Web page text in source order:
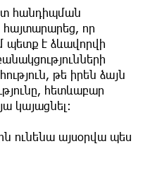
հանդիպման
որ
պետք է ձևավորվի
թե իրեն ձայն
հետևաբար
կայացնել։
ունենա այսօրվա պես